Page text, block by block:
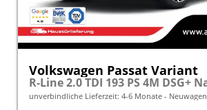
Volkswagen Passat Variant
unverbindliche Lieferzeit: 4-6 Monate Neuwagen